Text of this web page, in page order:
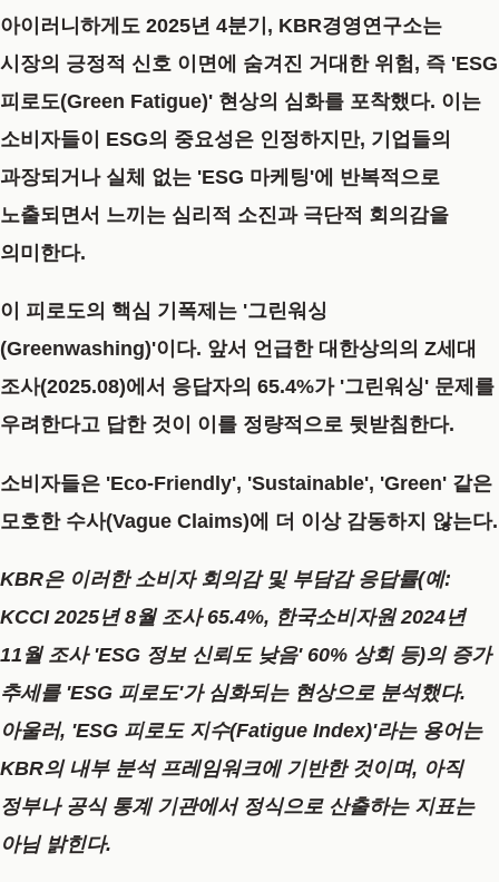
아이러니하게도 2025년 4분기, KBR경영연구소는
시장의 긍정적 신호 이면에 숨겨진 거대한 위험, 즉 'ESG
피로도(Green Fatigue)' 현상의 심화를 포착했다. 이는
소비자들이 ESG의 중요성은 인정하지만, 기업들의
과장되거나 실체 없는 'ESG 마케팅'에 반복적으로
노출되면서 느끼는 심리적 소진과 극단적 회의감을
의미한다.
이 피로도의 핵심 기폭제는 '그린워싱
(Greenwashing)'이다. 앞서 언급한 대한상의의 Z세대
조사(2025.08)에서 응답자의 65.4%가 '그린워싱' 문제를
우려한다고 답한 것이 이를 정량적으로 뒷받침한다.
소비자들은 'Eco-Friendly', 'Sustainable', 'Green' 같은
모호한 수사(Vague Claims)에 더 이상 감동하지 않는다.
KBR은 이러한 소비자 회의감 및 부담감 응답률(예:
KCCI 2025년 8월 조사 65.4%, 한국소비자원 2024년
11월 조사 'ESG 정보 신뢰도 낮음' 60% 상회등)의 증가
추세를 'ESG 피로도'가 심화되는 현상으로 분석했다.
아울러, 'ESG 피로도 지수(Fatigue Index)'라는 용어는
KBR의 내부 분석 프레임워크에 기반한 것이며, 아직
정부나 공식 통계 기관에서 정식으로 산출하는 지표는
아님 밝힌다.